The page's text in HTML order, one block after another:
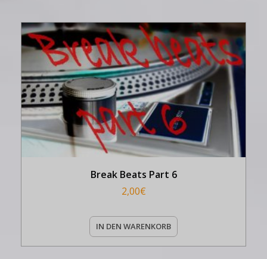
Break Beats Part 6
2,00€
IN DEN WARENKORB